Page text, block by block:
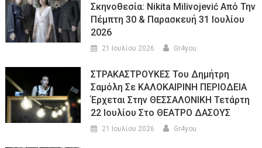
Σκηνοθεσία: Nikita Milivojević Από Την
Πέμπτη 30 & Παρασκευή 31 Ιουλίου
2026
21 Ιουλίου 2026 Gr4you
ΣΤΡΑΚΑΣΤΡΟΥΚΕΣ Του Δημήτρη
Σαμόλη Σε ΚΑΛΟΚΑΙΡΙΝΗ ΠΕΡΙΟΔΕΙΑ
Έρχεται Στην ΘΕΣΣΑΛΟΝΙΚΗ Τετάρτη
22 Ιουλίου Στο ΘΕΑΤΡΟ ΔΑΣΟΥΣ
21 Ιουλίου 2026 Gr4you